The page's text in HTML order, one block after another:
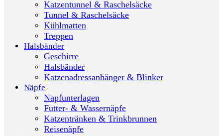
Katzentunnel & Raschelsäcke
Tunnel & Raschelsäcke
Kühlmatten
Treppen
Halsbänder
Geschirre
Halsbänder
Katzenadressanhänger & Blinker
Näpfe
Napfunterlagen
Futter- & Wassernäpfe
Katzentränken & Trinkbrunnen
Reisenäpfe